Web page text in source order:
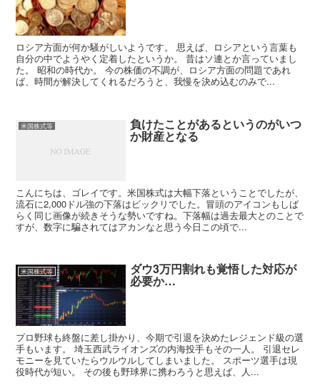
ロシア方面が何か騒がしいようです。 思えば、ロシアという言葉も
自分の中でようやく定着したというか。 昔はソ連とか言っていまし
た。 昭和の時代か。 今の株価の不調が、ロシア方面の問題であれ
ば、時間が解決してくれるだろうと、我慢を決め込むのみで...
米国株式等 負けたことがあるというのがいつ
か財産となる
こんにちは、ゴレイです。米国株式は大幅下落ということでしたが、
流石に2,000ドル強の下落はビックリでした。冒頭のアイコンもしば
らく同じ画像が続きそうな勢いですね。下落幅は過去最大とのことで
すが、数字に騙されてはアカンなと思う今日この頃で...
米国株式等 ダウ3万円割れも覚悟した対応が
必要か…
プロ野球も終盤に差し掛かり、今期で引退を決めたレジェンド級の選
手もいます。 埼玉西武ライオンズの内海投手もその一人。 引退セレ
モニーを見ていたらウルウルしてしまいました。 スポーツ選手は現
役時代が短い。 その後も野球界に携わろうと思えば、人...